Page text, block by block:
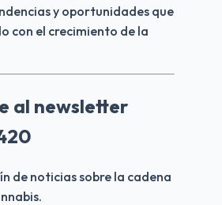
y oportunidades que
con el crecimiento de la
al newsletter
de noticias sobre la cadena